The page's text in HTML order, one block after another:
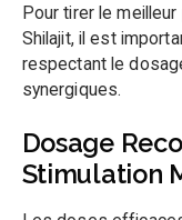
Pour tirer le
Shilajit, il est
respectant le
synergiques.
Dosage
Stimulation